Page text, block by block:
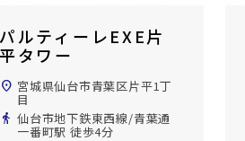
ロイヤルパーク五橋
location_on 宮城県仙台市青葉区五橋1丁
目
仙台市地下鉄南北線/五橋駅
徒歩3分
2003年03月完成